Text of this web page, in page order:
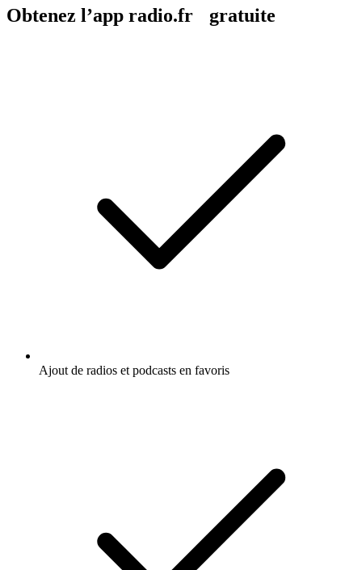
Obtenez l’app radio.fr gratuite
Ajout de radios et podcasts en favoris